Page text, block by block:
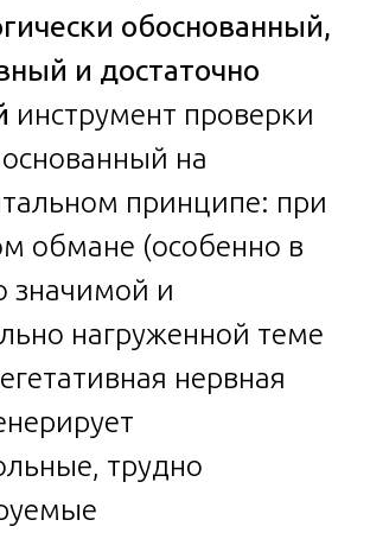
обоснованный,
и достаточно
инструмент проверки
на
принципе: при
обмане (особенно в
значимой и
нагруженной теме
нервная
трудно